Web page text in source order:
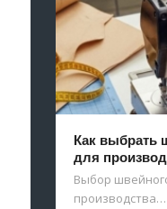
Как выбрать
для
Выбор
производства…